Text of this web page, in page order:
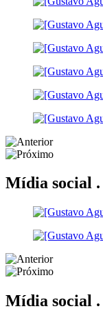
Mídia social .
Mídia social .